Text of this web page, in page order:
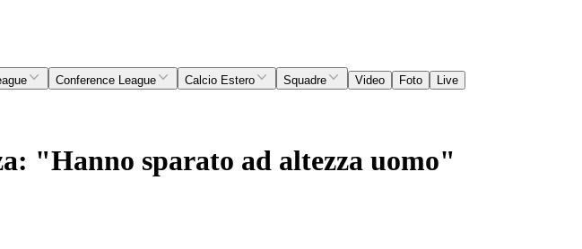
Conference League Calcio Estero Squadre Video Foto
Live
"Hanno sparato ad altezza uomo"